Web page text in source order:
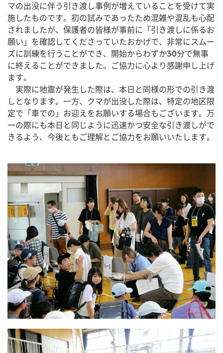
マの出没に伴う引き渡し事例が増えていることを受けて実
施したものです。初の試みであったため混雑や混乱も心配
されましたが、保護者の皆様が事前に「引き渡しに係るお
願い」を確認してくださっていたおかげで、非常にスムー
ズに訓練を行うことができ、開始からわずか30分で無事
に終えることができました。ご協力に心より感謝申し上げ
ます。
実際に地震が発生した際は、本日と同様の形での引き渡
しとなります。一方、クマが出没した際は、特定の地区限
定で「車での」お迎えをお願いする場合もございます。万
一の際にも本日と同じように迅速かつ安全な引き渡しがで
きるよう、今後ともご理解とご協力をお願いいたします。